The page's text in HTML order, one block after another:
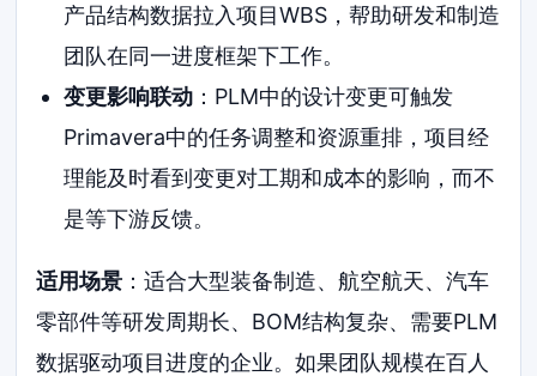
产品结构数据拉入项目WBS，帮助研发和制造
团队在同一进度框架下工作。
变更影响联动：PLM中的设计变更可触发
Primavera中的任务调整和资源重排，项目经
理能及时看到变更对工期和成本的影响，而不
是等下游反馈。
适用场景 ：适合大型装备制造、航空航天、汽车
零部件等研发周期长、BOM结构复杂、需要PLM
数据驱动项目进度的企业。如果团队规模在百人